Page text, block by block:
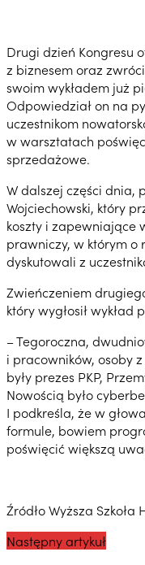
Drugi dzień Kongresu
z biznesem oraz
swoim wykładem już
Odpowiedział on na
uczestnikom
w warsztatach
sprzedażowe.
W dalszej części dnia,
Wojciechowski, który
koszty i zapewniające
prawniczy, w którym
dyskutowali z
Zwieńczeniem
który wygłosił
– Tegoroczna,
i pracowników, osoby
były prezes PKP,
Nowością było
I podkreśla, że w
formule, bowiem
poświęcić większą
Źródło Wyższa
Następny artykuł